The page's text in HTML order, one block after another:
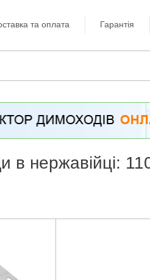
та оплата Гарантія
в нержавійці: